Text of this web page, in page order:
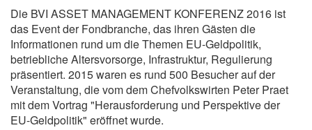
Die BVI ASSET MANAGEMENT KONFERENZ 2016 ist
das Event der Fondbranche, das ihren Gästen die
Informationen rund um die Themen EU-Geldpolitik,
betriebliche Altersvorsorge, Infrastruktur, Regulierung
präsentiert. 2015 waren es rund 500 Besucher auf der
Veranstaltung, die vom dem Chefvolkswirten Peter Praet
mit dem Vortrag "Herausforderung und Perspektive der
EU-Geldpolitik" eröffnet wurde.